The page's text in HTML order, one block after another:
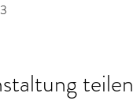
teilen